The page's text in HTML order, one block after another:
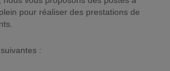
pour réaliser des prestations de
: